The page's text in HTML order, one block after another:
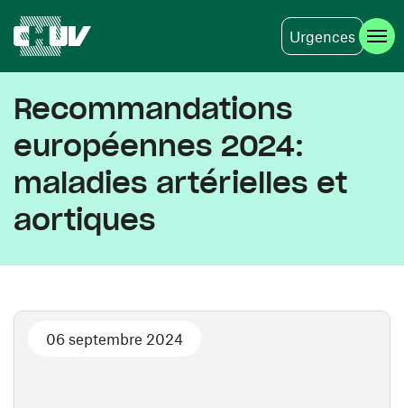
Urgences
Recommandations
européennes 2024:
maladies artérielles et
aortiques
06 septembre 2024